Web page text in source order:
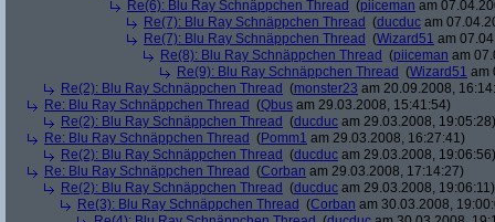
Re(6): Blu Ray Schnäppchen Thread (piiceman am
Re(7): Blu Ray Schnäppchen Thread (ducduc am
Re(7): Blu Ray Schnäppchen Thread (Wizard51 am
Re(8): Blu Ray Schnäppchen Thread (piiceman am
Re(9): Blu Ray Schnäppchen Thread (Wizard51 am
Re(2): Blu Ray Schnäppchen Thread (monster23 am 20.09.2008,
Re: Blu Ray Schnäppchen Thread (Qbus am 29.03.2008, 15:41:54)
Re(2): Blu Ray Schnäppchen Thread (ducduc am 29.03.2008, 19:05:28)
Re: Blu Ray Schnäppchen Thread (Pomm1 am 29.03.2008, 16:27:41)
Re(2): Blu Ray Schnäppchen Thread (ducduc am 29.03.2008, 19:06:56)
Re: Blu Ray Schnäppchen Thread (Corban am 29.03.2008, 17:14:27)
Re(2): Blu Ray Schnäppchen Thread (ducduc am 29.03.2008, 19:06:11)
Re(3): Blu Ray Schnäppchen Thread (Corban am 30.03.2008,